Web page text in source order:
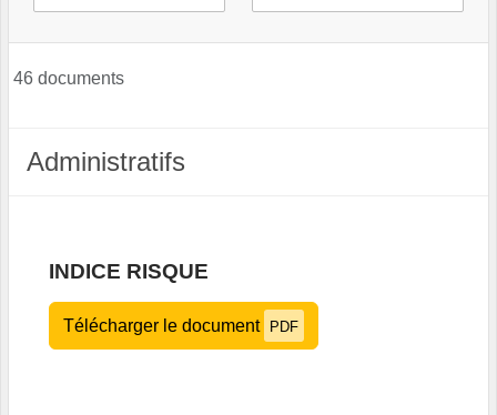
46 documents
Administratifs
INDICE RISQUE
Télécharger le document PDF